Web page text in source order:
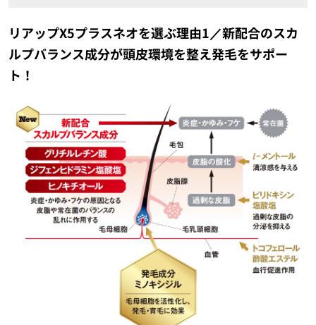
リアップX5プラスネオを選ぶ理由1／新配合のスカ
ルプバランス成分が頭皮環境を整え発毛をサポー
ト！